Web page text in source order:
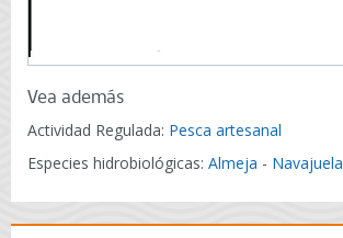
Vea además
Actividad Regulada: Pesca artesanal
Especies hidrobiológicas: Almeja - Navajuela